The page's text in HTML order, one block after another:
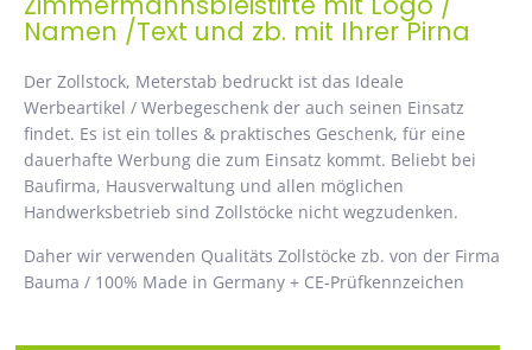
Namen /Text und zb. mit Ihrer Pirna
Der Zollstock, Meterstab bedruckt ist das Ideale
Werbeartikel / Werbegeschenk der auch seinen Einsatz
findet. Es ist ein tolles & praktisches Geschenk, für eine
dauerhafte Werbung die zum Einsatz kommt. Beliebt bei
Baufirma, Hausverwaltung und allen möglichen
Handwerksbetrieb sind Zollstöcke nicht wegzudenken.
Daher wir verwenden Qualitäts Zollstöcke zb. von der Firma
Bauma / 100% Made in Germany + CE-Prüfkennzeichen